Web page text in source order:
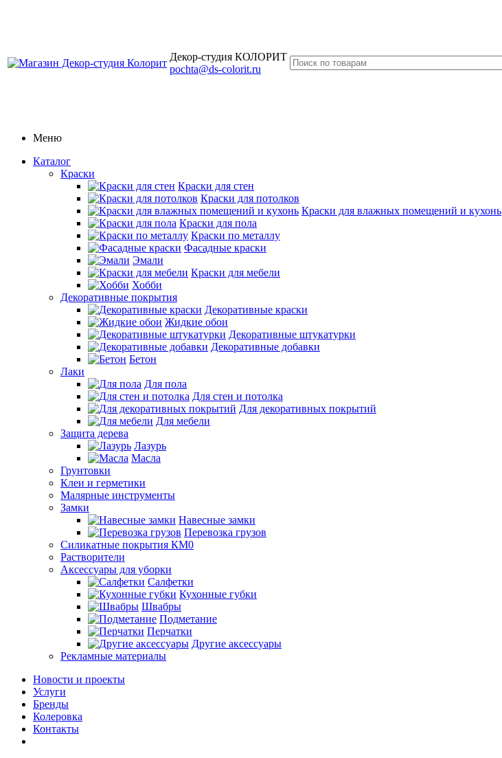
Декор-студия КОЛОРИТ
pochta@ds-colorit.ru
Меню
Каталог
Краски
Краски для стен
Краски для потолков
Краски для влажных помещений и кухонь
Краски для пола
Краски по металлу
Фасадные краски
Эмали
Краски для мебели
Хобби
Декоративные покрытия
Декоративные краски
Жидкие обои
Декоративные штукатурки
Декоративные добавки
Бетон
Лаки
Для пола
Для стен и потолка
Для декоративных покрытий
Для мебели
Защита дерева
Лазурь
Масла
Грунтовки
Клеи и герметики
Малярные инструменты
Замки
Навесные замки
Перевозка грузов
Силикатные покрытия КМ0
Растворители
Аксессуары для уборки
Салфетки
Кухонные губки
Швабры
Подметание
Перчатки
Другие аксессуары
Рекламные материалы
Новости и проекты
Услуги
Бренды
Колеровка
Контакты